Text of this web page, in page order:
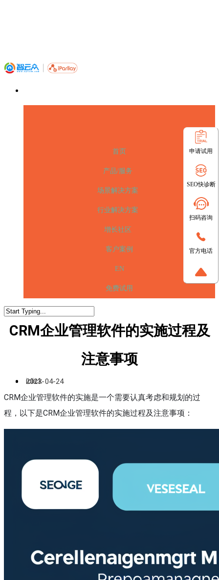
首页
产品/服务
场景解决方案
行业解决方案
增长社区
客户案例
EN
免费试用
CRM企业管理软件的实施过程及
注意事项
iclick
2023-04-24
CRM企业管理软件的实施是一个需要认真考虑和规划的过
程，以下是CRM企业管理软件的实施过程及注意事项：
申请试用
SEO快诊断
扫码咨询
官方电话